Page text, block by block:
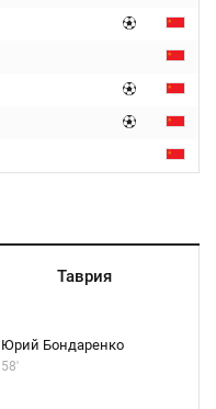
Таврия
Юрий Бондаренко
58'